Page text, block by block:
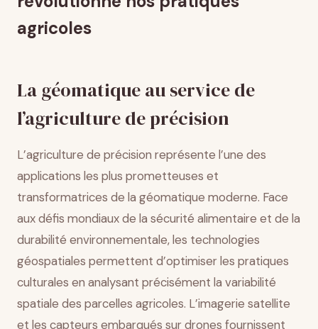
Traçabilité, gouvernance des données et
agricoles
La géomatique au service de
l’agriculture de précision
L’agriculture de précision représente l’une des
applications les plus prometteuses et
transformatrices de la géomatique moderne. Face
aux défis mondiaux de la sécurité alimentaire et de la
durabilité environnementale, les technologies
géospatiales permettent d’optimiser les pratiques
culturales en analysant précisément la variabilité
spatiale des parcelles agricoles. L’imagerie satellite
et les capteurs embarqués sur drones fournissent